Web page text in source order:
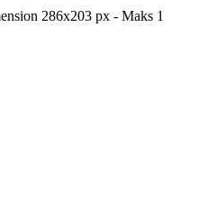
286x203 px - Maks 1